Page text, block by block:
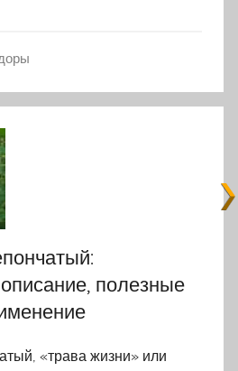
полезные
«трава жизни» или